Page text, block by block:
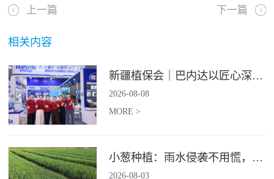
上一篇 下一篇
相关内容
新疆植保会｜巴内达以匠心深耕良田，以科创赋能农耕
2026-08-08
MORE >
小葱种植：雨水侵袭不用慌，四招稳住小葱产量
2026-08-03